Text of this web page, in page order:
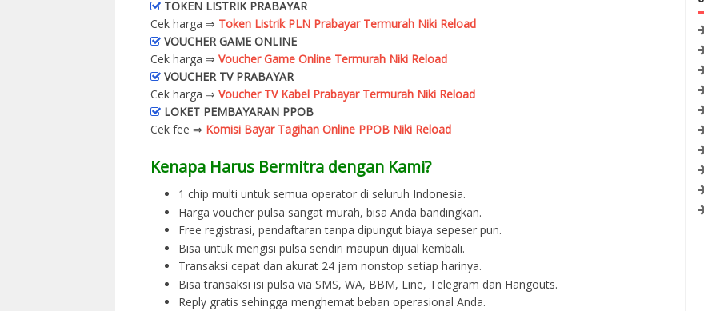
TOKEN LISTRIK PRABAYAR
Cek harga ⇒ Token Listrik PLN Prabayar Termurah Niki Reload
VOUCHER GAME ONLINE
Cek harga ⇒ Voucher Game Online Termurah Niki Reload
VOUCHER TV PRABAYAR
Cek harga ⇒ Voucher TV Kabel Prabayar Termurah Niki Reload
LOKET PEMBAYARAN PPOB
Cek fee ⇒ Komisi Bayar Tagihan Online PPOB Niki Reload
Kenapa Harus Bermitra dengan Kami?
1 chip multi untuk semua operator di seluruh Indonesia.
Harga voucher pulsa sangat murah, bisa Anda bandingkan.
Free registrasi, pendaftaran tanpa dipungut biaya sepeser pun.
Bisa untuk mengisi pulsa sendiri maupun dijual kembali.
Transaksi cepat dan akurat 24 jam nonstop setiap harinya.
Bisa transaksi isi pulsa via SMS, WA, BBM, Line, Telegram dan Hangouts.
Reply gratis sehingga menghemat beban operasional Anda.